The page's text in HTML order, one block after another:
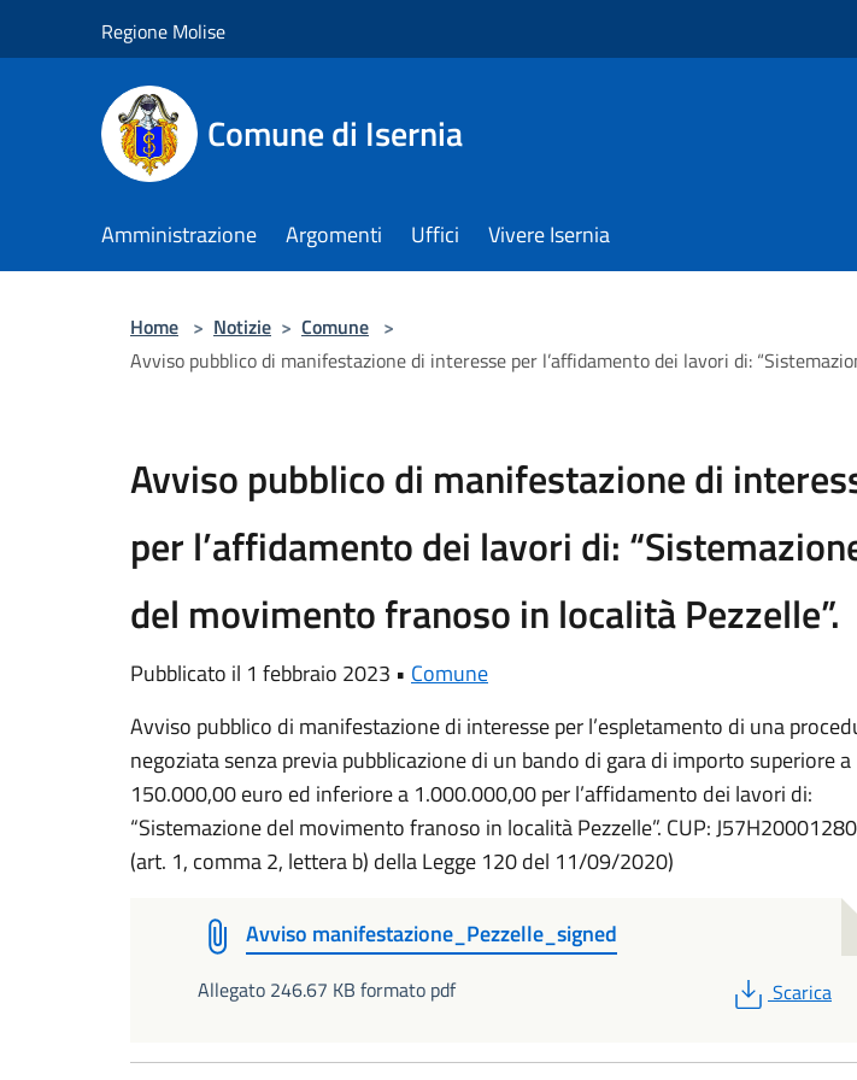
Regione Molise
Comune di Isernia
Amministrazione Argomenti Uffici Vivere Isernia
Home > Notizie > Comune >
Avviso pubblico di manifestazione di interesse per l’affidamento dei lavori di:
Avviso pubblico di manifestazione di
per l’affidamento dei lavori di:
del movimento franoso in località Pezzelle”.
Pubblicato il 1 febbraio 2023 • Comune
Avviso pubblico di manifestazione di interesse per l’espletamento di una
negoziata senza previa pubblicazione di un bando di gara di importo superiore a
150.000,00 euro ed inferiore a 1.000.000,00 per l’affidamento dei lavori di:
“Sistemazione del movimento franoso in località Pezzelle”. CUP:
(art. 1, comma 2, lettera b) della Legge 120 del 11/09/2020)
Avviso manifestazione_Pezzelle_signed
Allegato 246.67 KB formato pdf PDF
Scarica